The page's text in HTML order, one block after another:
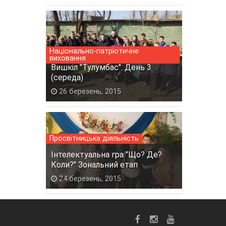
Національно-патріотичне
виховання
Вишкіл "Тулумбас". День 3
(середа)
26 березень, 2015
Просвітницька діяльність
Інтелектуальна гра "Що? Де?
Коли?" Зональний етап
24 березень, 2015